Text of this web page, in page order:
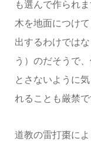
も選んで作られま
木を地面につけ
出するわけでは
う）のだそうで
とさないように
れることも厳禁で
道教の雷打棗に